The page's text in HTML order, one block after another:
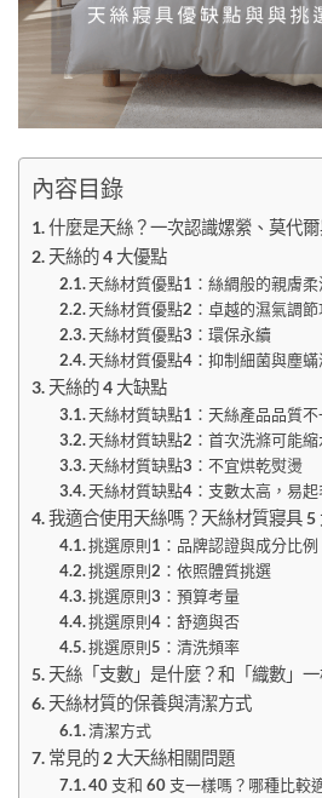
內容目錄
什麼是天絲？一次認識嫘縈、莫代
天絲的 4 大優點
天絲材質優點1：絲綢般的親膚柔
天絲材質優點2：卓越的濕氣調節
天絲材質優點3：環保永續
天絲材質優點4：抑制細菌與塵蟎
天絲的 4 大缺點
天絲材質缺點1：天絲產品品質不
天絲材質缺點2：首次洗滌可能縮
天絲材質缺點3：不宜烘乾熨燙
天絲材質缺點4：支數太高，易起
我適合使用天絲嗎？天絲材質寢具 5
挑選原則1：品牌認證與成分比例
挑選原則2：依照體質挑選
挑選原則3：預算考量
挑選原則4：舒適與否
挑選原則5：清洗頻率
天絲「支數」是什麼？和「織數」一
天絲材質的保養與清潔方式
清潔方式
常見的 2 大天絲相關問題
40 支和 60 支一樣嗎？哪種比較